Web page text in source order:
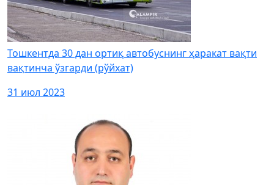
Тошкентда 30 дан ортиқ автобуснинг ҳаракат вақти
вақтинча ўзгарди (рўйхат)
31 июл 2023